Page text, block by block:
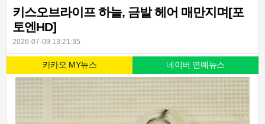
키스오브라이프 하늘, 금발 헤어 매만지며[포
토엔HD]
2026-07-09 13:21:35
카카오 MY뉴스 네이버 연예뉴스